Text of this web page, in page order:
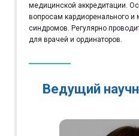
медицинской аккредитации.
вопросам кардиоренального и
синдромов. Регулярно
для врачей и ординаторов.
Ведущий